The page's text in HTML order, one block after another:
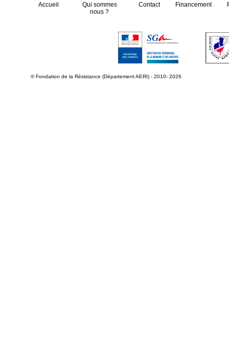
Accueil
Qui sommes
nous ?
Contact Financement
© Fondation de la Résistance (Département AERI) - 2010- 2026